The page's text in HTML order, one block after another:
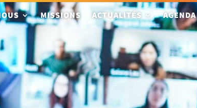
MISSIONS ACTUALITÉS AGENDA